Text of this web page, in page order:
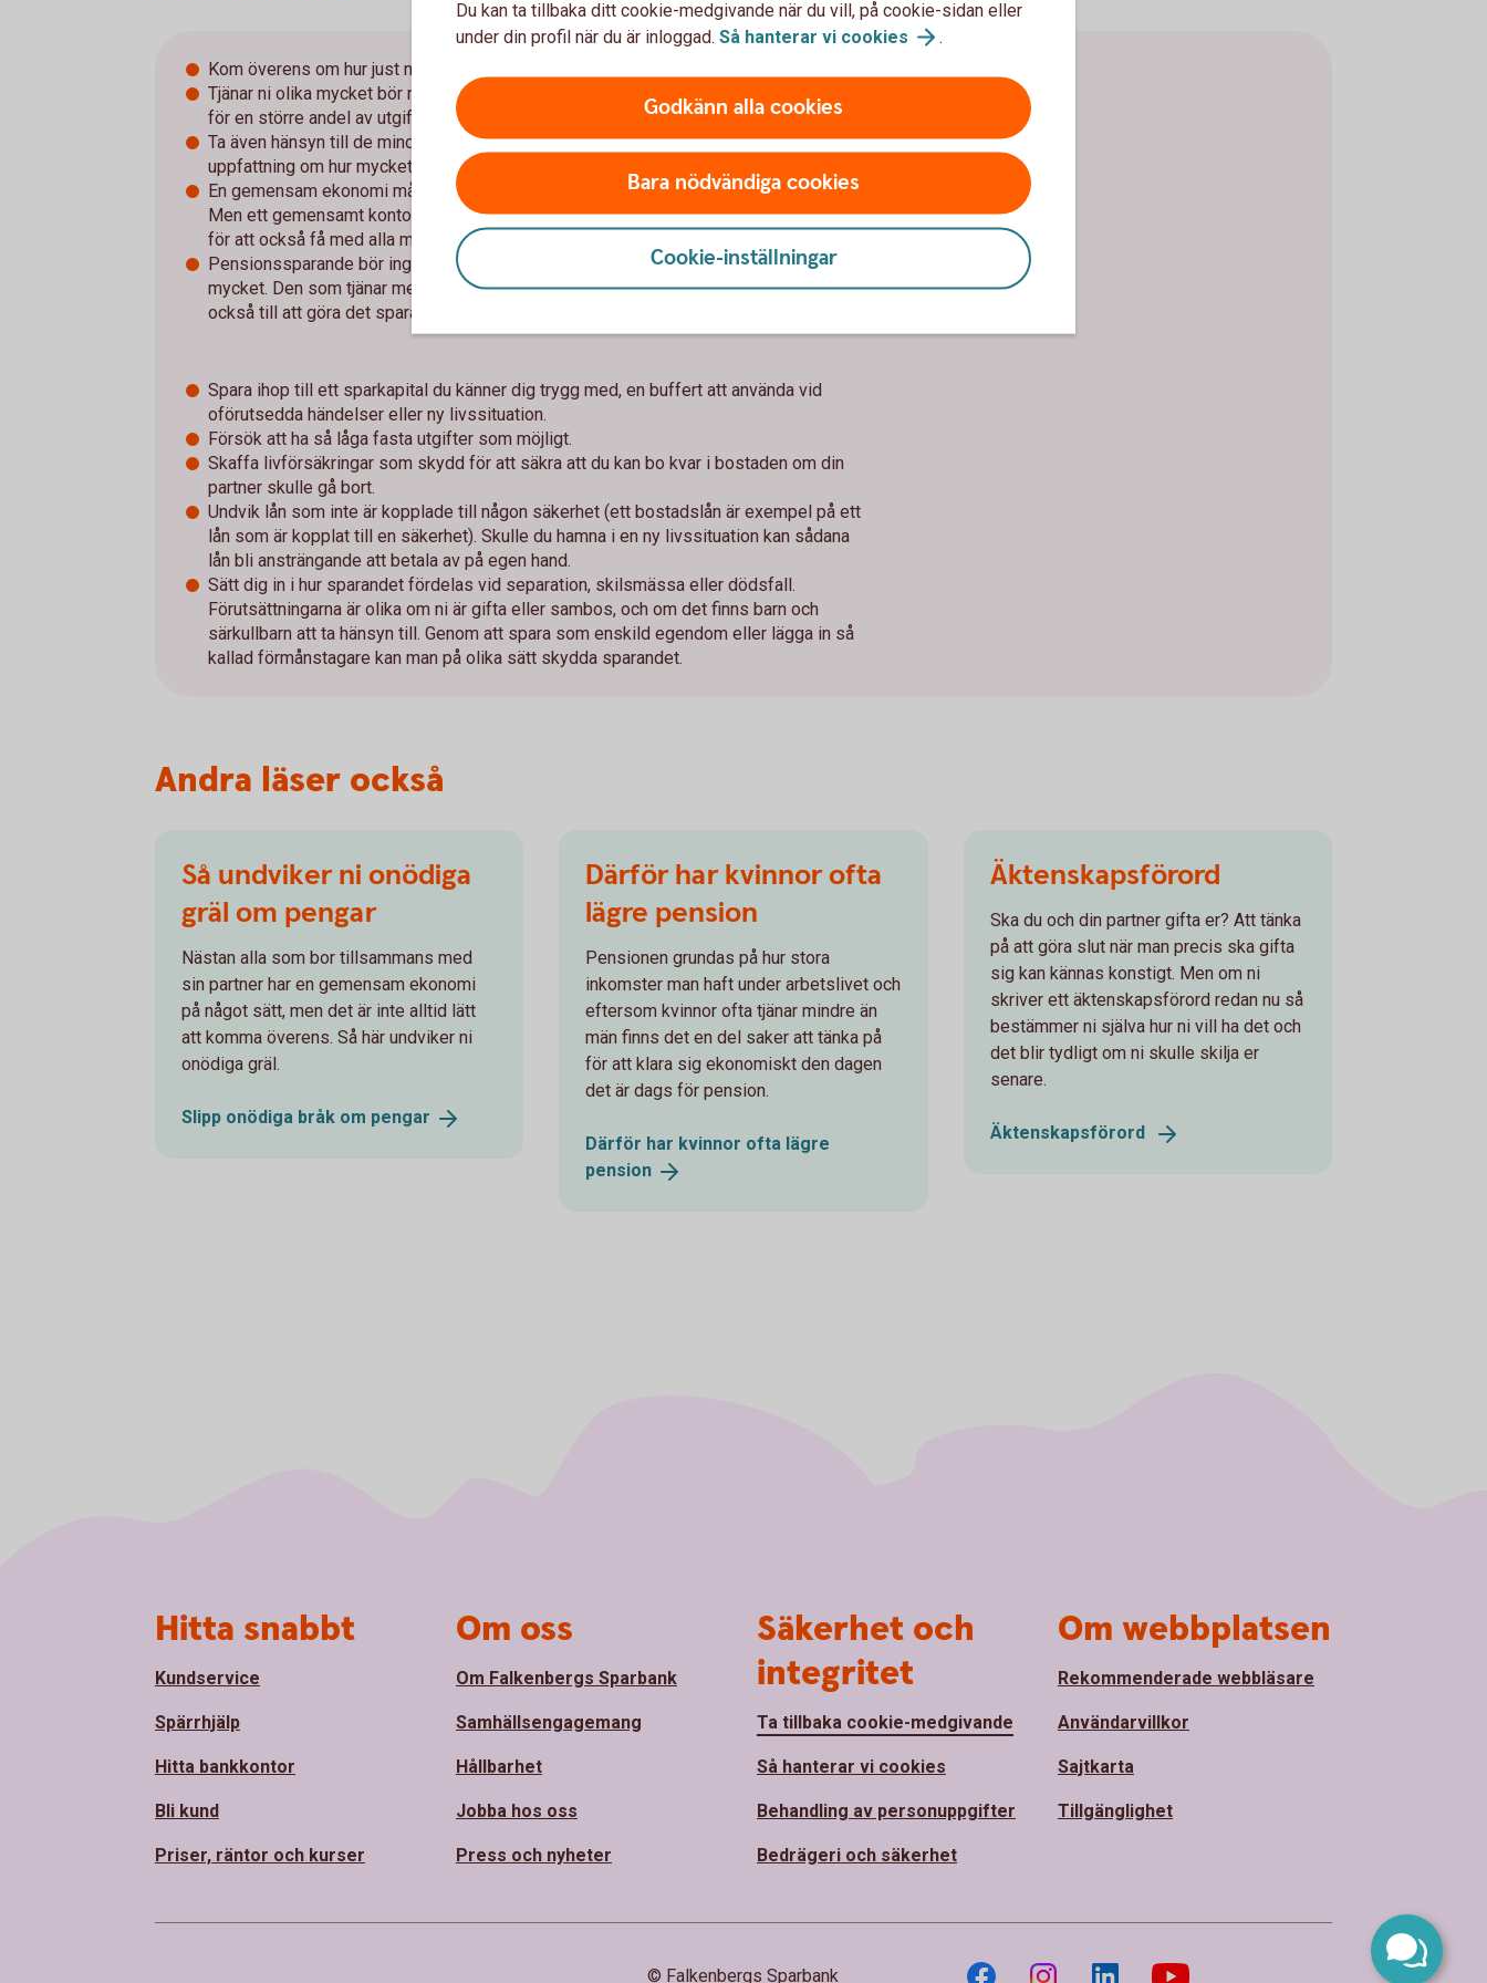
Kom överens om hur just ni ska göra med er gemensamma ekonomi.
Tjänar ni olika mycket bör ni ta hänsyn till det. Den som tjänar mer kan till exempel stå
för en större andel av utgifterna.
Ta även hänsyn till de mindre utgifterna. Spara kvitton under en period för att få en
uppfattning om hur mycket det handlar om.
En gemensam ekonomi måste inte innebära att alla pengar går in på samma konto.
Men ett gemensamt konto, kopplat till varsitt kort, för vardagliga inköp kan vara bra
för att också få med alla mindre utgifter.
Pensionssparande bör ingå i ett hushålls gemensamma ekonomi om man tjänar olika
mycket. Den som tjänar mer kan till exempel spara till den andra i dennes namn. Se
också till att göra det sparandet till privat egendom för att skydda pengarna.
Spara ihop till ett sparkapital du känner dig trygg med, en buffert att använda vid
oförutsedda händelser eller ny livssituation.
Försök att ha så låga fasta utgifter som möjligt.
Skaffa livförsäkringar som skydd för att säkra att du kan bo kvar i bostaden om din
partner skulle gå bort.
Undvik lån som inte är kopplade till någon säkerhet (ett bostadslån är exempel på ett
lån som är kopplat till en säkerhet). Skulle du hamna i en ny livssituation kan sådana
lån bli ansträngande att betala av på egen hand.
Sätt dig in i hur sparandet fördelas vid separation, skilsmässa eller dödsfall.
Förutsättningarna är olika om ni är gifta eller sambos, och om det finns barn och
särkullbarn att ta hänsyn till. Genom att spara som enskild egendom eller lägga in så
kallad förmånstagare kan man på olika sätt skydda sparandet.
Andra läser också
Så undviker ni onödiga
gräl om pengar
Nästan alla som bor tillsammans med
sin partner har en gemensam ekonomi
på något sätt, men det är inte alltid lätt
att komma överens. Så här undviker ni
onödiga gräl.
Slipp onödiga bråk om pengar
Därför har kvinnor ofta
lägre pension
Pensionen grundas på hur stora
inkomster man haft under arbetslivet och
eftersom kvinnor ofta tjänar mindre än
män finns det en del saker att tänka på
för att klara sig ekonomiskt den dagen
det är dags för pension.
Därför har kvinnor ofta lägre
pension
Äktenskapsförord
Ska du och din partner gifta er? Att tänka
på att göra slut när man precis ska gifta
sig kan kännas konstigt. Men om ni
skriver ett äktenskapsförord redan nu så
bestämmer ni själva hur ni vill ha det och
det blir tydligt om ni skulle skilja er
senare.
Äktenskapsförord
Du kan ta tillbaka ditt cookie-medgivande när du vill, på cookie-sidan eller
under din profil när du är inloggad. Så hanterar vi cookies .
Godkänn alla cookies
Bara nödvändiga cookies
Cookie-inställningar
Hitta snabbt
Kundservice
Spärrhjälp
Hitta bankkontor
Bli kund
Priser, räntor och kurser
Om oss
Om Falkenbergs Sparbank
Samhällsengagemang
Hållbarhet
Jobba hos oss
Press och nyheter
Säkerhet och
integritet
Ta tillbaka cookie-medgivande
Så hanterar vi cookies
Behandling av personuppgifter
Bedrägeri och säkerhet
Om webbplatsen
Rekommenderade webbläsare
Användarvillkor
Sajtkarta
Tillgänglighet
© Falkenbergs Sparbank